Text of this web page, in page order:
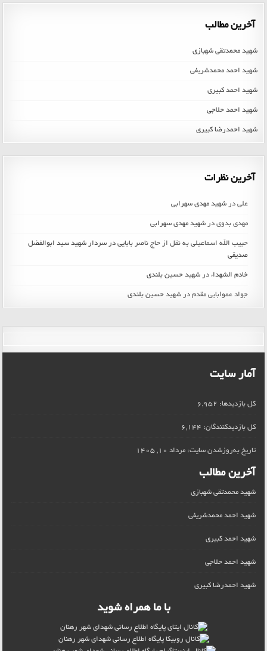
آخرین مطالب
شهید محمدتقی شهبازی
شهید احمد محمدشریفی
شهید احمد کبیری
شهید احمد حلاجی
شهید احمدرضا کبیری
آخرین نظرات
علی درشهید مهدی سهرابی
مهدی بدوی درشهید مهدی سهرابی
حبیب الله اسماعیلی به نقل از حاج ناصر بابایی درسردار شهید سید ابوالفضل
صدیقی
خادم الشهداء درشهید حسین بلندی
جواد عموابایی مقدم درشهید حسین بلندی
آمار سایت
کل بازدیدها: 6,952
کل بازدیدکنند‌گان: 6,144
تاریخ به‌روزشدن سایت:مرداد 10, 1405
آخرین مطالب
شهید محمدتقی شهبازی
شهید احمد محمدشریفی
شهید احمد کبیری
شهید احمد حلاجی
شهید احمدرضا کبیری
با ما همراه شوید